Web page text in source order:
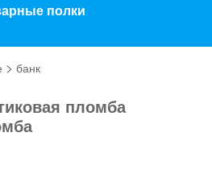
полки
> банк
пломба